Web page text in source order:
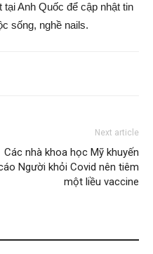
Anh Quốc để cập nhật tin
sống, nghề nails.
Next article
Các nhà khoa học Mỹ khuyến
Người khỏi Covid nên tiêm
một liều vaccine